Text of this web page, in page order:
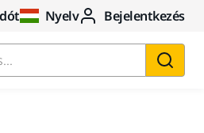
Nyelv Bejelentkezés